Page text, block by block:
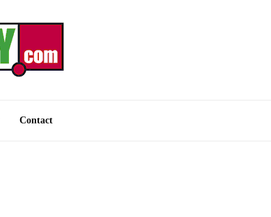
Contact